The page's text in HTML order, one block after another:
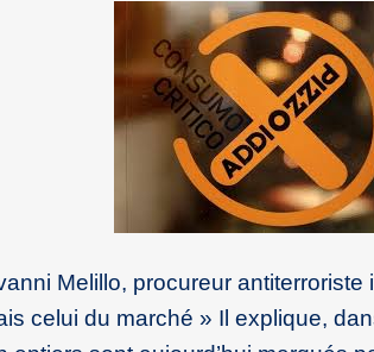
Melillo, procureur
celui du marché » Il explique,